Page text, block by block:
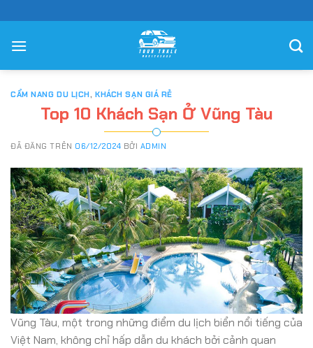
đến
nội
CẨM NANG DU LỊCH,KHÁCH SẠN GIÁ RẺ
Top 10 Khách Sạn Ở Vũng Tàu
ĐÃ ĐĂNG TRÊN 06/12/2024 BỞI ADMIN
Vũng Tàu, một trong những điểm du lịch biển nổi tiếng của
Việt Nam, không chỉ hấp dẫn du khách bởi cảnh quan